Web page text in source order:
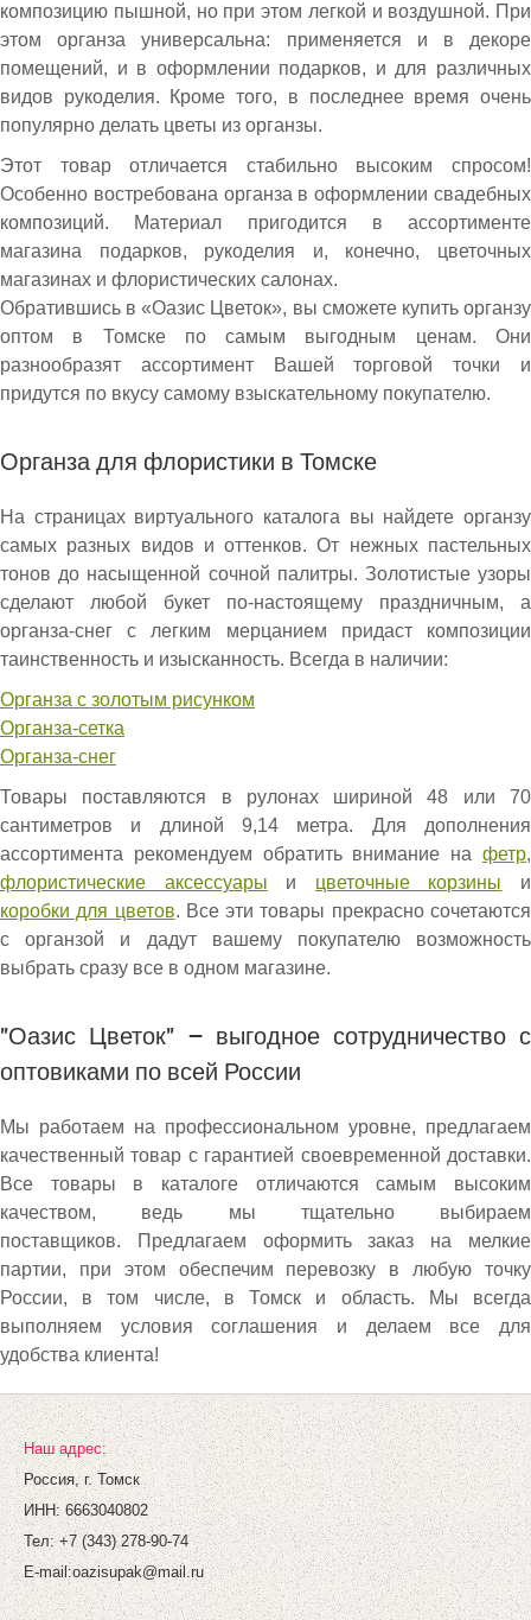
композицию пышной, но при этом легкой и воздушной. При
этом органза универсальна: применяется и в декоре
помещений, и в оформлении подарков, и для различных
видов рукоделия. Кроме того, в последнее время очень
популярно делать цветы из органзы.
Этот товар отличается стабильно высоким спросом!
Особенно востребована органза в оформлении свадебных
композиций. Материал пригодится в ассортименте
магазина подарков, рукоделия и, конечно, цветочных
магазинах и флористических салонах.
Обратившись в «Оазис Цветок», вы сможете купить органзу
оптом в Томске по самым выгодным ценам. Они
разнообразят ассортимент Вашей торговой точки и
придутся по вкусу самому взыскательному покупателю.
Органза для флористики в Томске
На страницах виртуального каталога вы найдете органзу
самых разных видов и оттенков. От нежных пастельных
тонов до насыщенной сочной палитры. Золотистые узоры
сделают любой букет по-настоящему праздничным, а
органза-снег с легким мерцанием придаст композиции
таинственность и изысканность. Всегда в наличии:
Органза с золотым рисунком
Органза-сетка
Органза-снег
Товары поставляются в рулонах шириной 48 или 70
сантиметров и длиной 9,14 метра. Для дополнения
ассортимента рекомендуем обратить внимание на фетр,
флористические аксессуары и цветочные корзины и
коробки для цветов. Все эти товары прекрасно сочетаются
с органзой и дадут вашему покупателю возможность
выбрать сразу все в одном магазине.
"Оазис Цветок" – выгодное сотрудничество с
оптовиками по всей России
Мы работаем на профессиональном уровне, предлагаем
качественный товар с гарантией своевременной доставки.
Все товары в каталоге отличаются самым высоким
качеством, ведь мы тщательно выбираем
поставщиков. Предлагаем оформить заказ на мелкие
партии, при этом обеспечим перевозку в любую точку
России, в том числе, в Томск и область. Мы всегда
выполняем условия соглашения и делаем все для
удобства клиента!
Наш адрес:
Россия, г. Томск
ИНН: 6663040802
Тел: +7 (343) 278-90-74
E-mail:oazisupak@mail.ru